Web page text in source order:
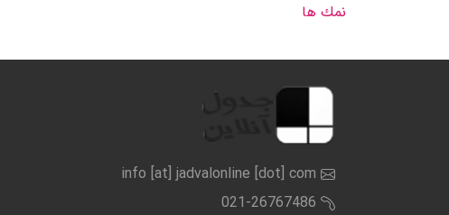
نمك ها
info [at] jadvalonline [dot] com
021-26767486